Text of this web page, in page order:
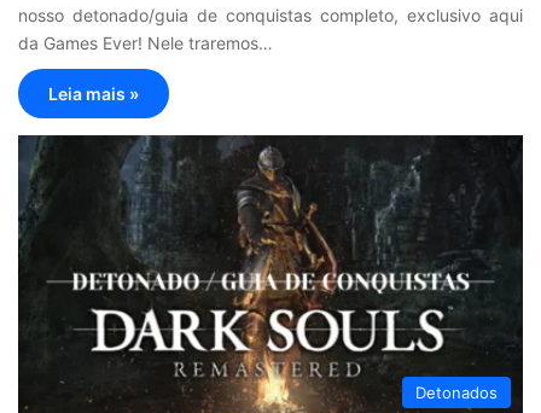
nosso detonado/guia de conquistas completo, exclusivo aqui
da Games Ever! Nele traremos…
Leia mais »
Detonados